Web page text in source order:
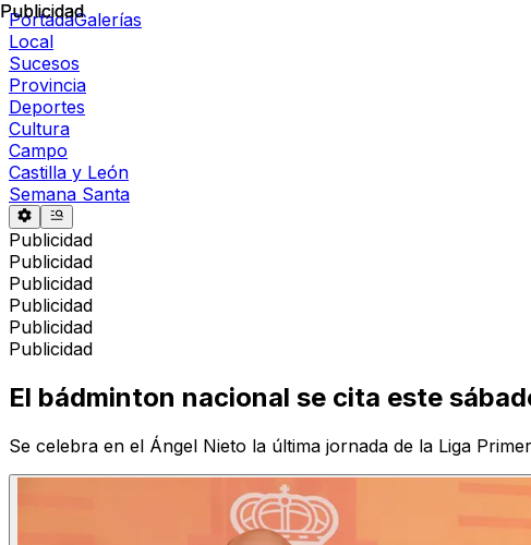
PortadaGalerías
Local
Sucesos
Provincia
Deportes
Cultura
Campo
Castilla y León
Semana Santa
Publicidad
Publicidad
Publicidad
Publicidad
Publicidad
Publicidad
Publicidad
El bádminton nacional se cita este
Se celebra en el Ángel Nieto la última jornada de la Liga
Publicidad